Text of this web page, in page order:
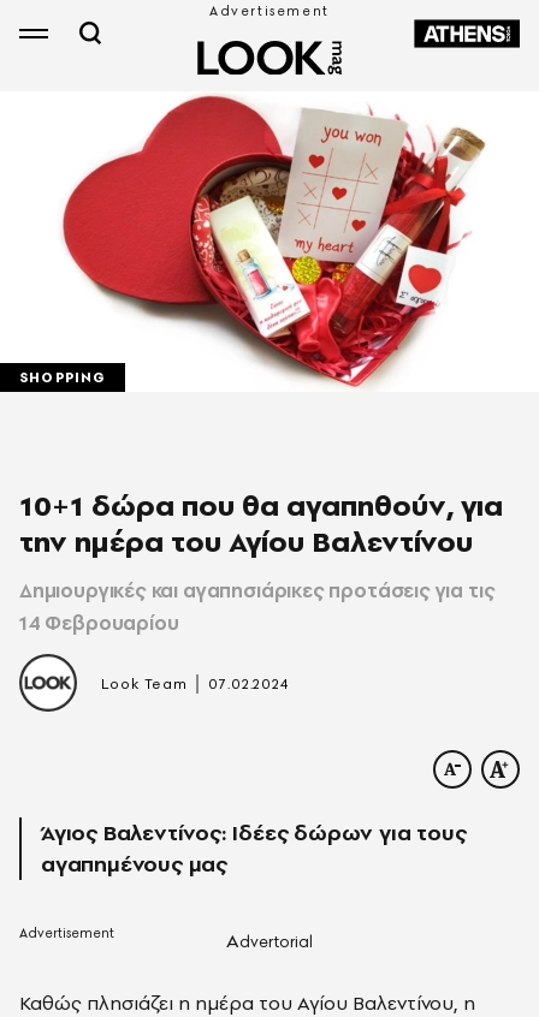
SHOPPING
10+1 δώρα που θα αγαπηθούν, για
την ημέρα του Αγίου Βαλεντίνου
Δημιουργικές και αγαπησιάρικες προτάσεις για τις
14 Φεβρουαρίου
Look Team 07.02.2024
Άγιος Βαλεντίνος: Ιδέες δώρων για τους
αγαπημένους μας
Advertorial
Καθώς πλησιάζει η ημέρα του Αγίου Βαλεντίνου, η